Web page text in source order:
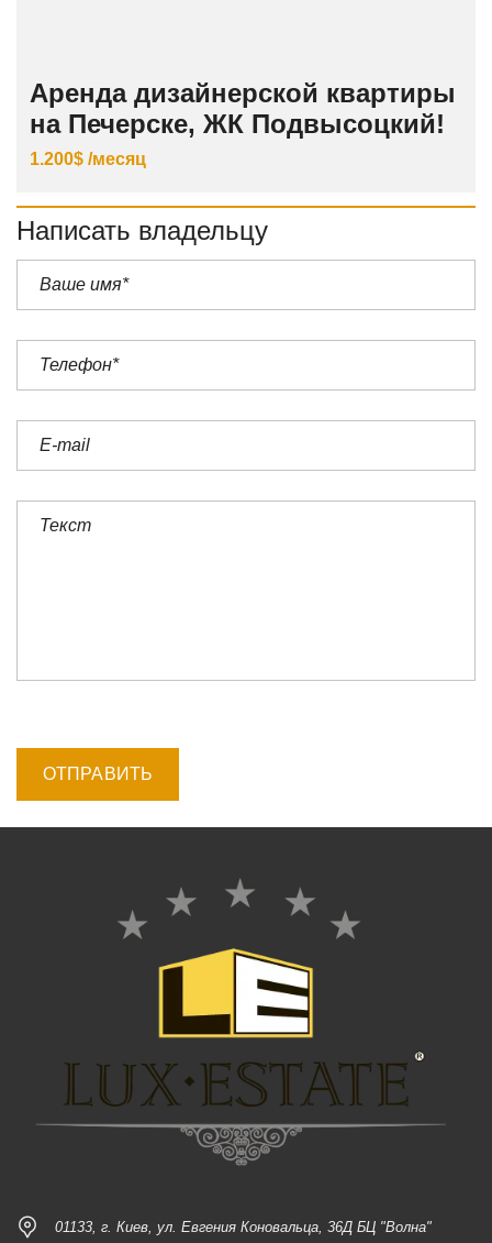
Аренда дизайнерской квартиры
на Печерске, ЖК Подвысоцкий!
1.200$ /месяц
Написать владельцу
01133, г. Киев, ул. Евгения Коновальца, 36Д БЦ "Волна"